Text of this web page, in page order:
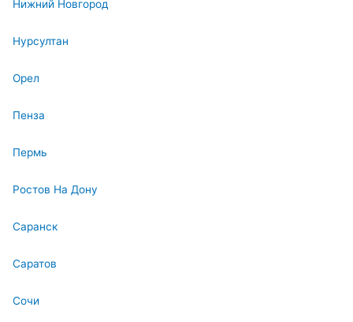
Нижний Новгород
Нурсултан
Орел
Пенза
Пермь
Ростов На Дону
Саранск
Саратов
Сочи